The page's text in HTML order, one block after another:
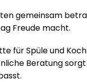
gemeinsam
Freude macht.
für Spüle und
Beratung